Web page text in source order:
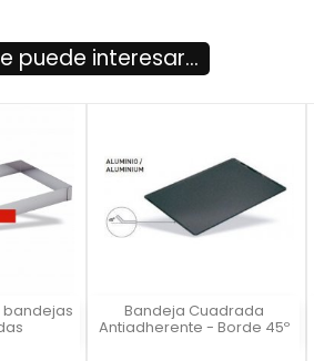
puede interesar...
bandejas
 Bandeja Cuadrada
Antiadherente - Borde 45º

Vista rápida